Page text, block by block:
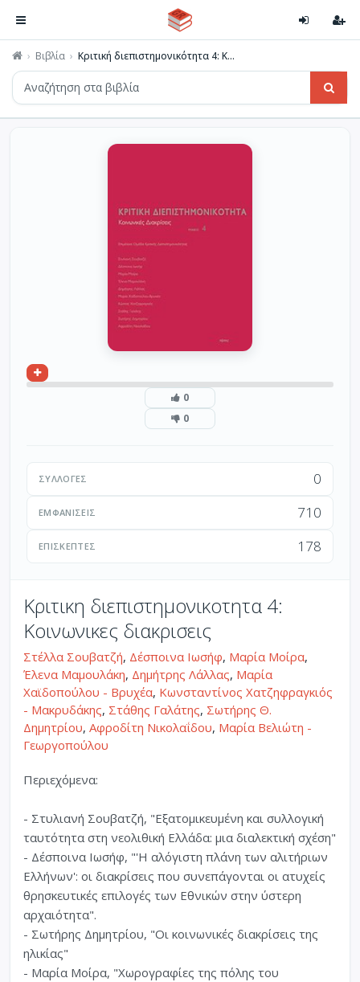
Βιβλία Κριτική διεπιστημονικότητα 4: Κ...
0
0
ΣΥΛΛΟΓΈΣ 0
ΕΜΦΑΝΊΣΕΙΣ 710
ΕΠΙΣΚΈΠΤΕΣ 178
Κριτικη διεπιστημονικοτητα 4:
Κοινωνικες διακρισεις
Στέλλα Σουβατζή, Δέσποινα Ιωσήφ, Μαρία Μοίρα,
Έλενα Μαμουλάκη, Δημήτρης Λάλλας, Μαρία
Χαϊδοπούλου - Βρυχέα, Κωνσταντίνος Χατζηφραγκιός
- Μακρυδάκης, Στάθης Γαλάτης, Σωτήρης Θ.
Δημητρίου, Αφροδίτη Νικολαΐδου, Μαρία Βελιώτη -
Γεωργοπούλου
Περιεχόμενα:
- Στυλιανή Σουβατζή, "Εξατομικευμένη και συλλογική
ταυτότητα στη νεολιθική Ελλάδα: μια διαλεκτική σχέση"
- Δέσποινα Ιωσήφ, "'Η αλόγιστη πλάνη των αλιτήριων
Ελλήνων': οι διακρίσεις που συνεπάγονται οι ατυχείς
θρησκευτικές επιλογές των Εθνικών στην ύστερη
αρχαιότητα".
- Σωτήρης Δημητρίου, "Οι κοινωνικές διακρίσεις της
ηλικίας"
- Μαρία Μοίρα, "Χωρογραφίες της πόλης του